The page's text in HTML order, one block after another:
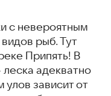
с невероятным
рыб. Тут
Припять! В
адекватно
улов зависит от